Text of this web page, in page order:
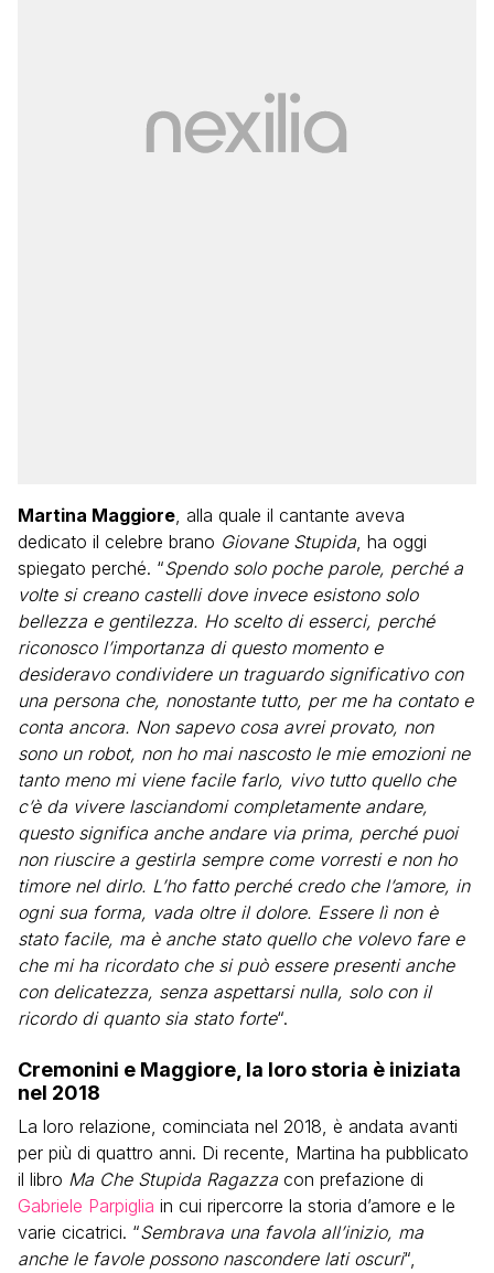
Martina Maggiore, alla quale il cantante aveva
dedicato il celebre brano Giovane Stupida, ha oggi
spiegato perché. “Spendo solo poche parole, perché a
volte si creano castelli dove invece esistono solo
bellezza e gentilezza. Ho scelto di esserci, perché
riconosco l’importanza di questo momento e
desideravo condividere un traguardo significativo con
una persona che, nonostante tutto, per me ha contato e
conta ancora. Non sapevo cosa avrei provato, non
sono un robot, non ho mai nascosto le mie emozioni ne
tanto meno mi viene facile farlo, vivo tutto quello che
c’è da vivere lasciandomi completamente andare,
questo significa anche andare via prima, perché puoi
non riuscire a gestirla sempre come vorresti e non ho
timore nel dirlo. L’ho fatto perché credo che l’amore, in
ogni sua forma, vada oltre il dolore. Essere lì non è
stato facile, ma è anche stato quello che volevo fare e
che mi ha ricordato che si può essere presenti anche
con delicatezza, senza aspettarsi nulla, solo con il
ricordo di quanto sia stato forte“.
Cremonini e Maggiore, la loro storia è iniziata
nel 2018
La loro relazione, cominciata nel 2018, è andata avanti
per più di quattro anni. Di recente, Martina ha pubblicato
il libro Ma Che Stupida Ragazza con prefazione di
Gabriele Parpiglia in cui ripercorre la storia d’amore e le
varie cicatrici. “Sembrava una favola all’inizio, ma
anche le favole possono nascondere lati oscuri“,